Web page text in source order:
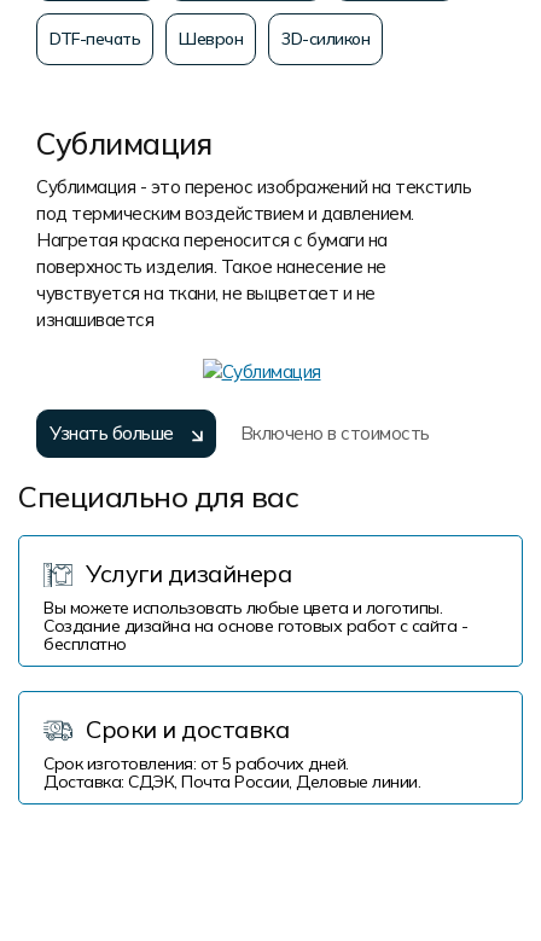
DTF-печать Шеврон 3D-силикон
Сублимация
Сублимация - это перенос изображений на текстиль
под термическим воздействием и давлением.
Нагретая краска переносится с бумаги на
поверхность изделия. Такое нанесение не
чувствуется на ткани, не выцветает и не
изнашивается
Узнать больше Включено в стоимость
Специально для вас
Услуги дизайнера
Вы можете использовать любые цвета и логотипы.
Создание дизайна на основе готовых работ с сайта -
бесплатно
Сроки и доставка
Срок изготовления: от 5 рабочих дней.
Доставка: СДЭК, Почта России, Деловые линии.